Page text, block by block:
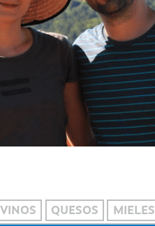
VINOS QUESOS MIELES